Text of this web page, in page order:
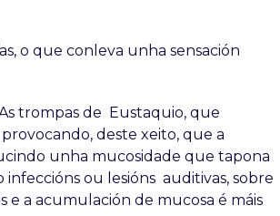
o que conleva unha sensación
trompas de Eustaquio, que
deste xeito, que a
unha mucosidade que tapona
ou lesións auditivas, sobre
e a acumulación de mucosa é máis